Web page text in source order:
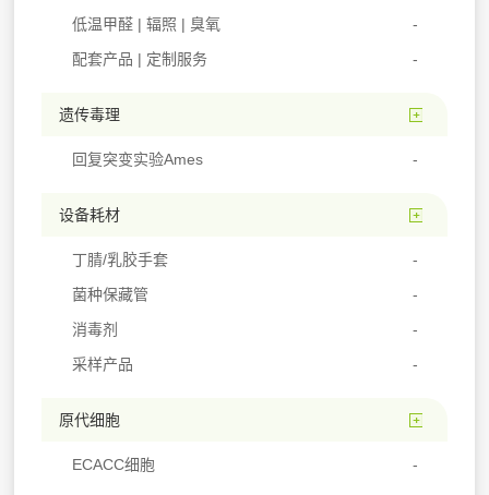
低温甲醛 | 辐照 | 臭氧
配套产品 | 定制服务
遗传毒理
回复突变实验Ames
设备耗材
丁腈/乳胶手套
菌种保藏管
消毒剂
采样产品
原代细胞
ECACC细胞